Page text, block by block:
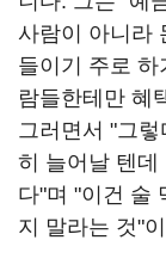
사람이 아니라
들이기 주로
람들한테만 혜
그러면서 "그
히 늘어날 텐데
다"며 "이건 술
지 말라는 것"